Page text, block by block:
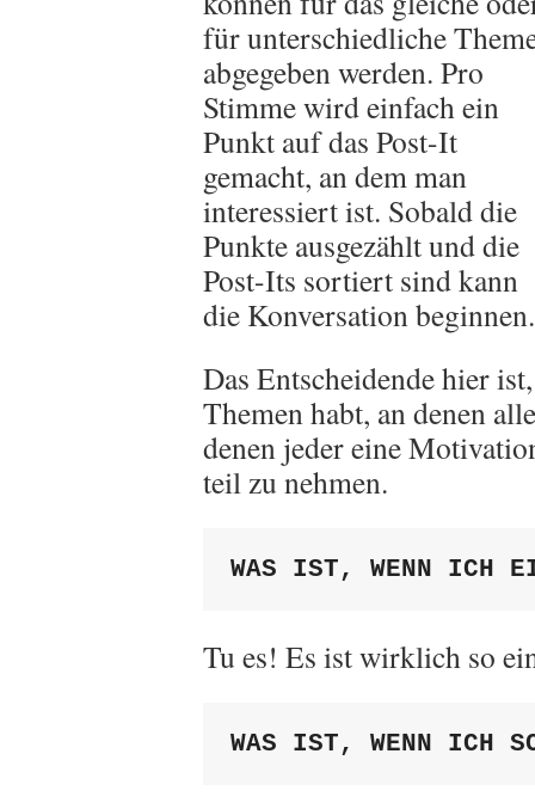
für unterschiedliche
abgegeben werden. Pro
Stimme wird einfach ein
Punkt auf das Post-It
gemacht, an dem man
interessiert ist. Sobald die
Punkte ausgezählt und die
Post-Its sortiert sind kann
die Konversation beginnen.
Das Entscheidende hier
Themen habt, an denen
denen jeder eine
teil zu nehmen.
WAS IST, WENN ICH
Tu es! Es ist wirklich so
WAS IST, WENN ICH